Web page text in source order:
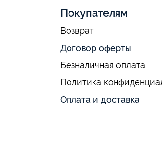
Покупателям
Возврат
Договор оферты
Безналичная оплата
Политика
Оплата и доставка